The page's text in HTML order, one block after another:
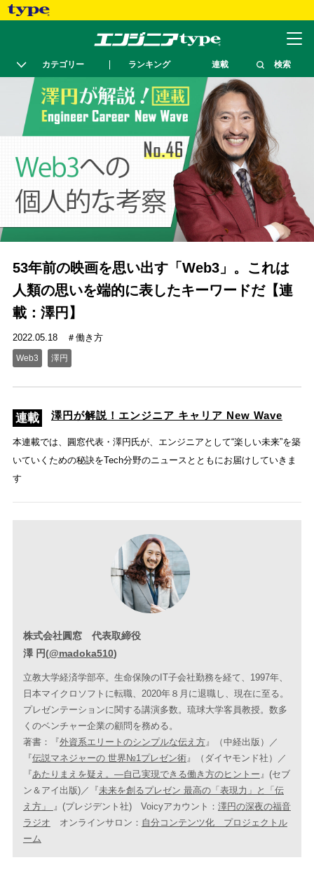
カテゴリー ランキング 連載 検索
53年前の映画を思い出す「Web3」。これは
人類の思いを端的に表したキーワードだ【連
載：澤円】
2022.05.18 働き方
Web3 澤円
澤円が解説！エンジニア キャリア New Wave
本連載では、圓窓代表・澤円氏が、エンジニアとして“楽しい未来”を築
いていくための秘訣をTech分野のニュースとともにお届けしていきま
す
株式会社圓窓 代表取締役
澤 円(@madoka510)
立教大学経済学部卒。生命保険のIT子会社勤務を経て、1997年、
日本マイクロソフトに転職、2020年８月に退職し、現在に至る。
プレゼンテーションに関する講演多数。琉球大学客員教授。数多
くのベンチャー企業の顧問を務める。
著書：『外資系エリートのシンプルな伝え方』（中経出版）／
『伝説マネジャーの 世界№1プレゼン術』（ダイヤモンド社）／
『あたりまえを疑え。―自己実現できる働き方のヒントー 』(セブ
ン＆アイ出版)／『未来を創るプレゼン 最高の「表現力」と「伝
え方」
』(プレジデント社) Voicyアカウント： 澤円の深夜の福音
ラジオ オンラインサロン： 自分コンテンツ化 プロジェクトル
ーム